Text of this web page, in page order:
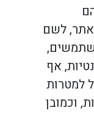
לשם
אף
למטרות
וכמובן